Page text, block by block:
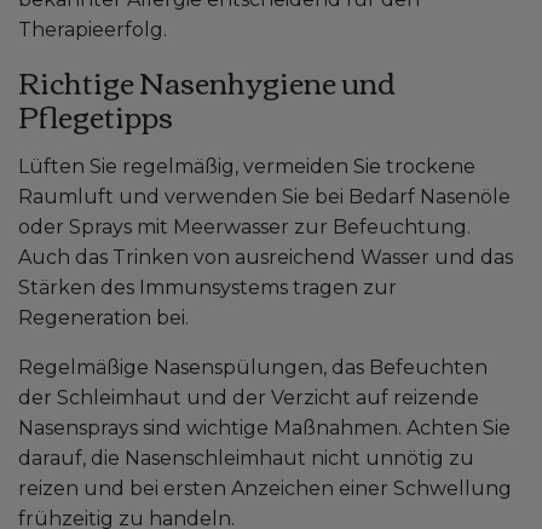
Therapieerfolg.
Richtige Nasenhygiene und
Pflegetipps
Lüften Sie regelmäßig, vermeiden Sie trockene
Raumluft und verwenden Sie bei Bedarf Nasenöle
oder Sprays mit Meerwasser zur Befeuchtung.
Auch das Trinken von ausreichend Wasser und das
Stärken des Immunsystems tragen zur
Regeneration bei.
Regelmäßige Nasenspülungen, das Befeuchten
der Schleimhaut und der Verzicht auf reizende
Nasensprays sind wichtige Maßnahmen. Achten Sie
darauf, die Nasenschleimhaut nicht unnötig zu
reizen und bei ersten Anzeichen einer Schwellung
frühzeitig zu handeln.